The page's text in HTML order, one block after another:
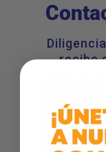
recibe